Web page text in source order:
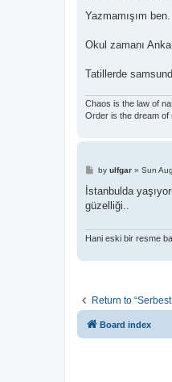
s
Yazmamışım ben.
Okul zamanı
Tatillerde
Chaos is the law of
Order is the dream of
P
s
by ulfgar» Sun
İstanbulda
güzelliği..
Hani eski bir resme
Return to
Board index